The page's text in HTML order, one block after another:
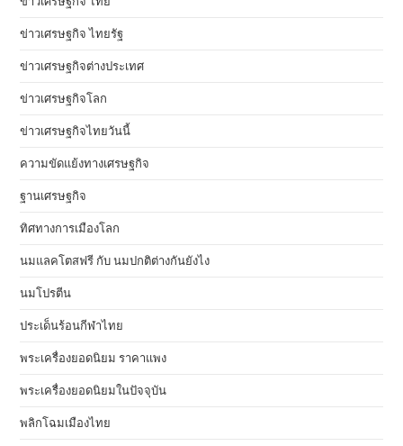
ข่าวเศรษฐกิจ ไทยรัฐ
ข่าวเศรษฐกิจต่างประเทศ
ข่าวเศรษฐกิจโลก
ข่าวเศรษฐกิจไทยวันนี้
ความขัดแย้งทางเศรษฐกิจ
ฐานเศรษฐกิจ
ทิศทางการเมืองโลก
นมแลคโตสฟรี กับ นมปกติต่างกันยังไง
นมโปรตีน
ประเด็นร้อนกีฬาไทย
พระเครื่องยอดนิยม ราคาแพง
พระเครื่องยอดนิยมในปัจจุบัน
พลิกโฉมเมืองไทย